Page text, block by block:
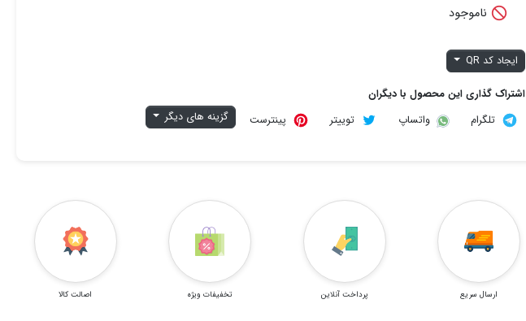
 ناموجود
ایجاد کد QR
اشتراک گذاری این محصول با دیگران
تلگرام
واتساپ توییتر پینترست گزینه های دیگر
ارسال سریع پرداخت آنلاین تخفیفات ویژه اصالت کالا